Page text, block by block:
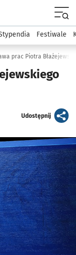
Kultura
Festiwale
prac Piotra
Udostępnijartykuł